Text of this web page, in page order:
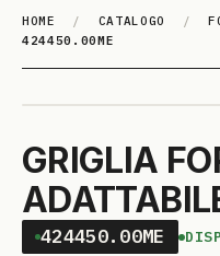
HOME / CATALOGO /
424450.00ME
GRIGLIA
424450.00ME